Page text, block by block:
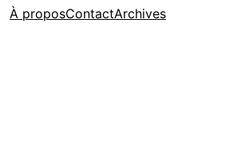
À proposContactArchives